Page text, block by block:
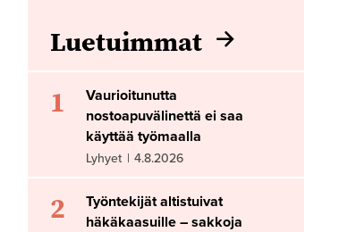
Luetuimmat
1
Vaurioitunutta
nostoapuvälinettä ei saa
käyttää työmaalla
Lyhyet | 4.8.2026
2
Työntekijät altistuivat
häkäkaasuille – sakkoja